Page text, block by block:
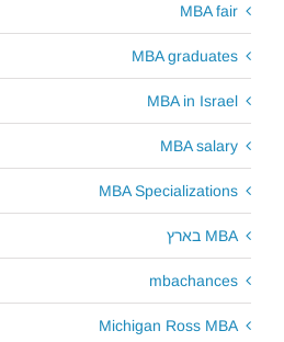
MBA fair
MBA graduates
MBA in Israel
MBA salary
MBA Specializations
MBA בארץ
mbachances
Michigan Ross MBA